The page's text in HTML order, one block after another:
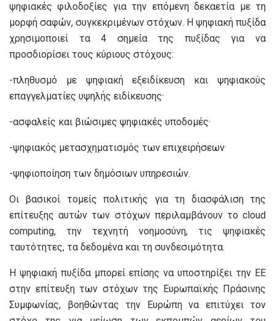
ψηφιακές φιλοδοξίες για την επόμενη δεκαετία με τη
μορφή σαφών, συγκεκριμένων στόχων. Η ψηφιακή πυξίδα
χρησιμοποιεί τα 4 σημεία της πυξίδας για να
προσδιορίσει τους κύριους στόχους:
-πληθυσμό με ψηφιακή εξειδίκευση και ψηφιακούς
επαγγελματίες υψηλής ειδίκευσης·
-ασφαλείς και βιώσιμες ψηφιακές υποδομές·
-ψηφιακός μετασχηματισμός των επιχειρήσεων·
-ψηφιοποίηση των δημόσιων υπηρεσιών.
Οι βασικοί τομείς πολιτικής για τη διασφάλιση της
επίτευξης αυτών των στόχων περιλαμβάνουν το cloud
computing, την τεχνητή νοημοσύνη, τις ψηφιακές
ταυτότητες, τα δεδομένα και τη συνδεσιμότητα.
Η ψηφιακή πυξίδα μπορεί επίσης να υποστηρίξει την ΕΕ
στην επίτευξη των στόχων της Ευρωπαϊκής Πράσινης
Συμφωνίας, βοηθώντας την Ευρώπη να επιτύχει τον